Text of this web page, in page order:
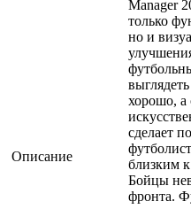
Описание
Manager
только
но и
хорошо, а
сделает
близким к
Бойцы
фронта.